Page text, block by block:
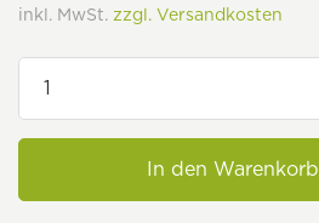
inkl. MwSt. zzgl. Versandkosten
In den Warenkorb